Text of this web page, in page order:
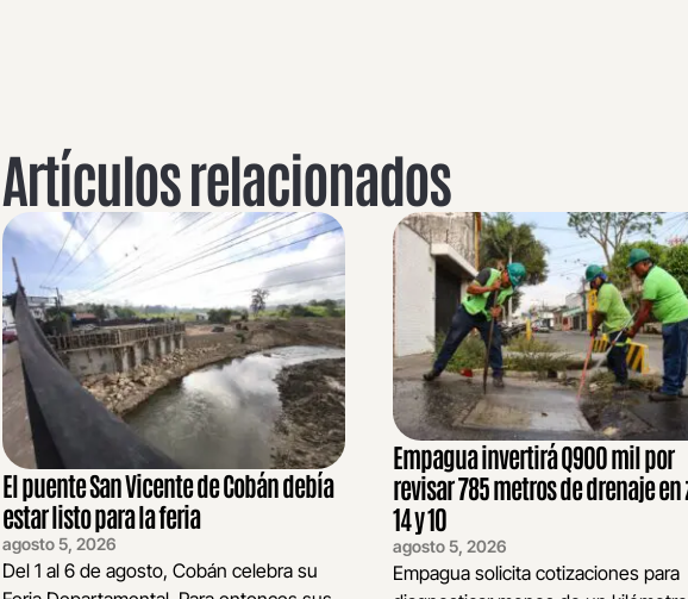
Artículos relacionados
El puente San Vicente de Cobán debía
estar listo para la feria
agosto 5, 2026
Del 1 al 6 de agosto, Cobán celebra su
Empagua invertirá Q900 mil por
revisar 785 metros de drenaje en
14 y 10
agosto 5, 2026
Empagua solicita cotizaciones para